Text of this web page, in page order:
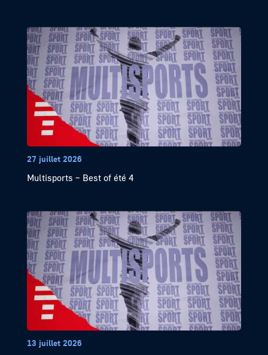
27 juillet 2026
Multisports – Best of été 4
13 juillet 2026